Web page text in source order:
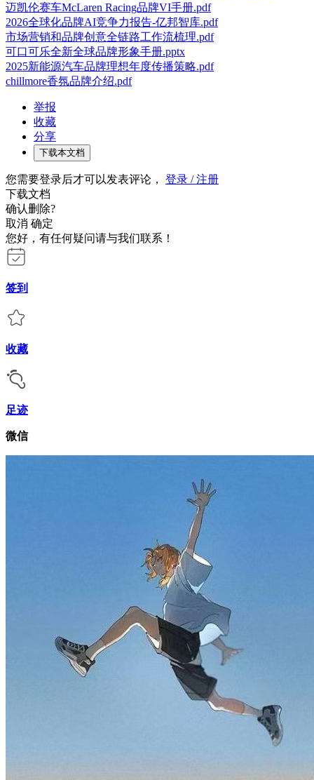
迈凯伦赛车McLaren Racing品牌VI手册.pdf
2026全球化品牌AI竞争力报告-亿邦智库.pdf
市场营销和品牌创意全链路工作流梳理.pdf
可口可乐全新全球品牌形象手册.pptx
2025新能源汽车品牌理想年度传播策略.pdf
chillmore香氛品牌介绍.pdf
举报
收藏
分享
下载本文档
您需要登录后才可以发表评论， 登录 / 注册
下载文档
确认删除?
取消 确定
您好，有任何疑问请与我们联系！
签到
收藏
足迹
微信